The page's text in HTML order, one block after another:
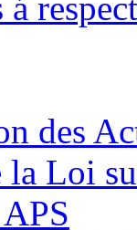
des
la Loi